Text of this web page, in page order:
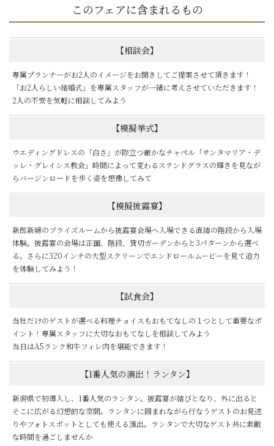
このフェアに含まれるもの
【相談会】
専属プランナーがお2人のイメージをお聞きしてご提案させて頂きます！
「お2人らしい結婚式」を専属スタッフが一緒に考えさせていただきます！
2人の不安を気軽に相談してみよう
【模擬挙式】
ウエディングドレスの「白さ」が際立つ厳かなチャペル「サンタマリア・デ
ッレ・グレイシス教会」時間によって変わるステンドグラスの輝きを見なが
らバージンロードを歩く姿を想像してみて
【模擬披露宴】
新郎新婦のブライズルームから披露宴会場へ入場できる直結の階段から入場
体験。披露宴の会場は正面、階段、貸切ガーデンからと3パターンから選べ
る。さらに320インチの大型スクリーンでエンドロールムービーを見て迫力
を体験してみよう！
【試食会】
当社だけのゲストが選べる料理チョイスもおもてなしの１つとして重要なポ
イント！専属スタッフに大切なおもてなしを相談してみよう
当日はA5ランク和牛フィレ肉を堪能できます！
【1番人気の演出！ランタン】
新潟県で初導入し、1番人気のランタン。披露宴が結びとなり、外に出ると
そこに広がる幻想的な空間。ランタンに囲まれながら行なうゲストのお見送
りやフォトスポットとしても使える演出。ランタンで大切なゲスト共に素敵
な時間を過ごしませんか